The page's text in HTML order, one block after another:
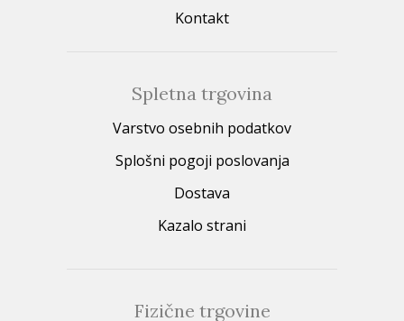
Kontakt
Spletna trgovina
Varstvo osebnih podatkov
Splošni pogoji poslovanja
Dostava
Kazalo strani
Fizične trgovine